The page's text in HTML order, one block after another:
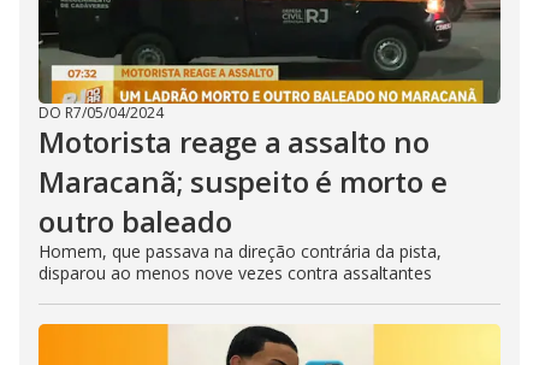
DO R7/05/04/2024
Motorista reage a assalto no
Maracanã; suspeito é morto e
outro baleado
Homem, que passava na direção contrária da pista,
disparou ao menos nove vezes contra assaltantes